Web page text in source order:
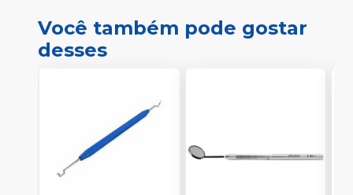
Você também pode gostar
desses